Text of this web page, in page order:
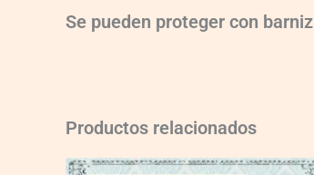
Se pueden proteger con
Productos relacionados
VG019